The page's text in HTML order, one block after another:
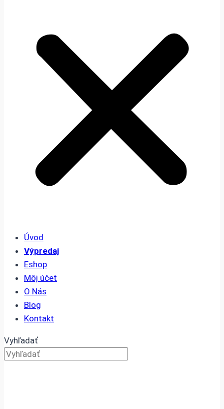
Úvod
Výpredaj
Eshop
Môj účet
O Nás
Blog
Kontakt
Vyhľadať